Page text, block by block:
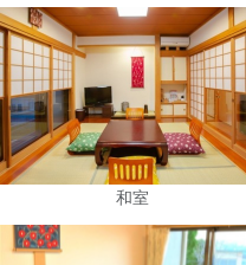
和室